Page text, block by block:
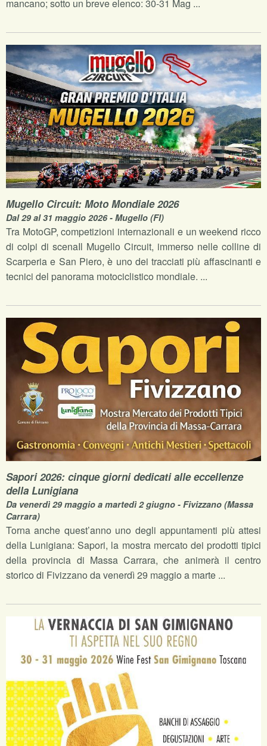
mancano; sotto un breve elenco: 30-31 Mag ...
Mugello Circuit: Moto Mondiale 2026
Dal 29 al 31 maggio 2026 - Mugello (FI)
Tra MotoGP, competizioni internazionali e un weekend ricco
di colpi di scenaIl Mugello Circuit, immerso nelle colline di
Scarperia e San Piero, è uno dei tracciati più affascinanti e
tecnici del panorama motociclistico mondiale. ...
Sapori 2026: cinque giorni dedicati alle eccellenze
della Lunigiana
Da venerdì 29 maggio a martedì 2 giugno - Fivizzano (Massa
Carrara)
Torna anche quest’anno uno degli appuntamenti più attesi
della Lunigiana: Sapori, la mostra mercato dei prodotti tipici
della provincia di Massa Carrara, che animerà il centro
storico di Fivizzano da venerdì 29 maggio a marte ...